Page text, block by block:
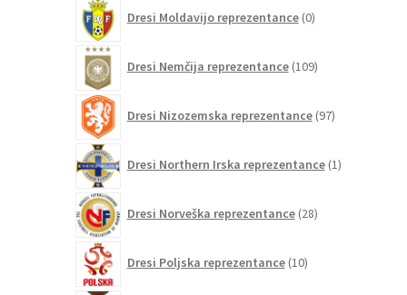
Dresi Moldavijo reprezentance 0izdelkov
Dresi Nemčija reprezentance 109izdelkov
Dresi Nizozemska reprezentance 97izdelkov
Dresi Northern Irska reprezentance 1izdelek
Dresi Norveška reprezentance 28izdelkov
Dresi Poljska reprezentance 10izdelkov